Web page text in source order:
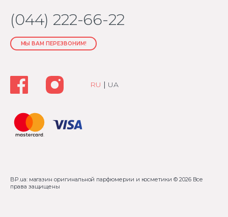
(044) 222-66-22
МЫ ВАМ ПЕРЕЗВОНИМ!
RU | UA
BP.ua: магазин оригинальной парфюмерии и косметики © 2026 Все
права защищены